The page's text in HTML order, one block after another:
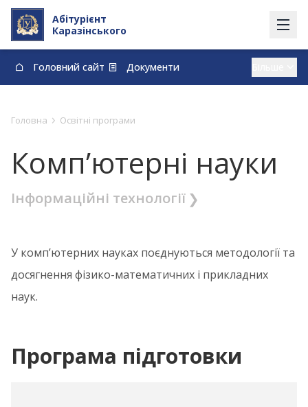
Абітурієнт
Каразінського
Головний сайт
Документи
Вступ із тимчасово окупованих території
Договори про навчання та оплату навчання
Головна › Освітні програми
Комп’ютерні науки
Інформаційні технології
У комп’ютерних науках поєднуються методології та
досягнення фізико-математичних і прикладних
наук.
Програма підготовки